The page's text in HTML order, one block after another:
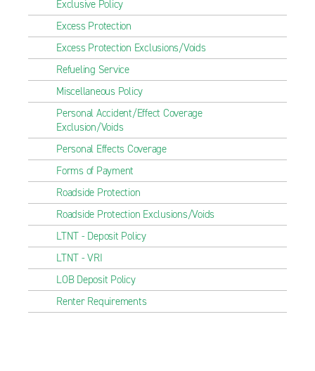
Exclusive Policy
Excess Protection
Excess Protection Exclusions/Voids
Refueling Service
Miscellaneous Policy
Personal Accident/Effect Coverage
Exclusion/Voids
Personal Effects Coverage
Forms of Payment
Roadside Protection
Roadside Protection Exclusions/Voids
LTNT - Deposit Policy
LTNT - VRI
LOB Deposit Policy
Renter Requirements